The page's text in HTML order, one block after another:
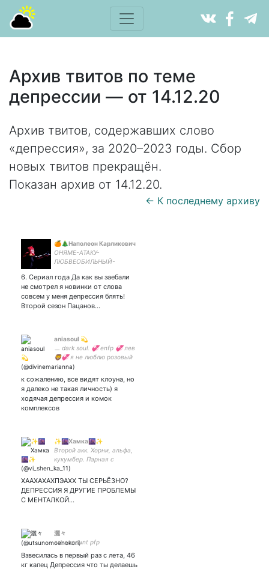
Архив твитов по теме
депрессии — от 14.12.20
Архив твитов, содержавших слово
«депрессия», за 2020–2023 годы. Сбор
новых твитов прекращён.
Показан архив от 14.12.20.
← К последнему архиву
🍊🎄Наполеон Карликович
ОНЯМЕ-АТАКУ-
ЛЮБВЕОБИЛЬНЫЙ-
6. Сериал года Да как вы заебали
не смотрел я новинки от слова
совсем у меня депрессия блять!
Второй сезон Пацанов…
aniasoul 💫
ㅡ dark soul. 💞 enfp 💞 лев
🦁💞 я не люблю розовый
🗿 все зовут меня Онечка
к сожалению, все видят клоуна, но
я далеко не такая личность) я
ходячая депрессия и комок
комплексов
✨🌆Хамка🌆✨
Второй акк. Хорни, альфа,
кукумбер. Парная с
ХААХАХАХПЭАХХ ТЫ СЕРЬЁЗНО?
ДЕПРЕССИЯ Я ДРУГИЕ ПРОБЛЕМЫ
С МЕНТАЛКОЙ…
灑々
art account pfp
Взвесилась в первый раз с лета, 46
кг капец Депрессия что ты делаешь